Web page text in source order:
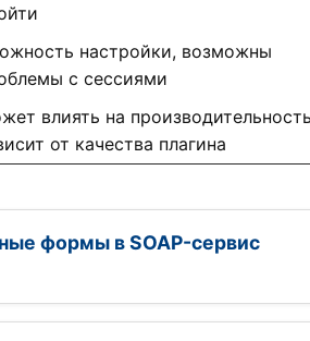
настройки, возможны
с сессиями
влиять на
от качества плагина
формы в SOAP-сервис